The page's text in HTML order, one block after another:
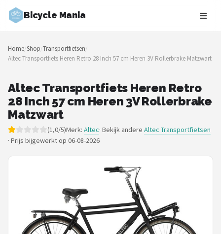
Bicycle Mania
Zoeken
NAVIGATIE
Merken
Blog
Fietsroutes
Stadsfietsen
Elektrische fietsen
Home/Shop/Transportfietsen/
Altec Transportfiets Heren Retro 28 Inch 57 cm Heren 3V Rollerbrake Matzwart
Altec Transportfiets Heren Retro
28 Inch 57 cm Heren 3V Rollerbrake
Matzwart
(1,0/5)Merk: Altec· Bekijk andere Altec Transportfietsen
· Prijs bijgewerkt op 06-08-2026